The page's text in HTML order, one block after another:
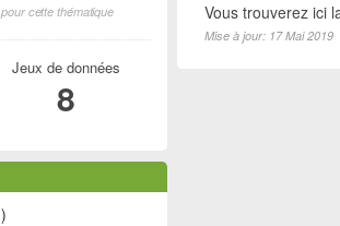
Vous trouverez ici
Mise à jour: 17 Mai 2019
cette thématique
Jeux de données
8